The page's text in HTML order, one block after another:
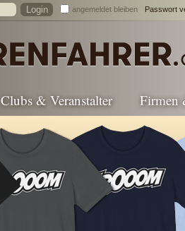
angemeldet bleiben Passwort
Clubs & Veranstalter Firmen